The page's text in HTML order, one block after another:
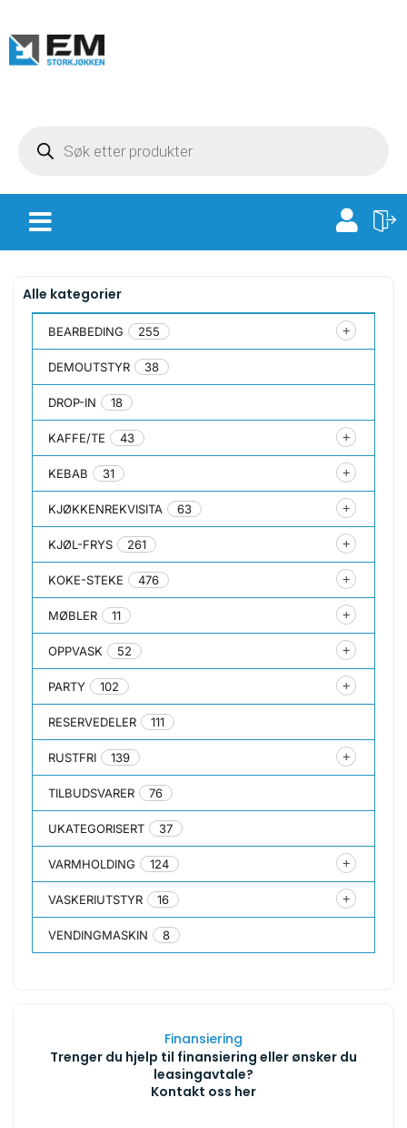
Alle kategorier
BEARBEDING 255
DEMOUTSTYR 38
DROP-IN 18
KAFFE/TE 43
KEBAB 31
KJØKKENREKVISITA 63
KJØL-FRYS 261
KOKE-STEKE 476
MØBLER 11
OPPVASK 52
PARTY 102
RESERVEDELER 111
RUSTFRI 139
TILBUDSVARER 76
UKATEGORISERT 37
VARMHOLDING 124
VASKERIUTSTYR 16
VENDINGMASKIN 8
Finansiering
Trenger du hjelp til finansiering eller ønsker du
leasingavtale?
Kontakt oss her